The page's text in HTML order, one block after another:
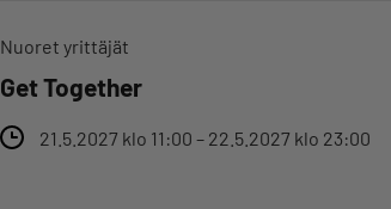
Nuoret yrittäjät
Get Together
21.5.2027 klo 11:00 – 22.5.2027 klo 23:00